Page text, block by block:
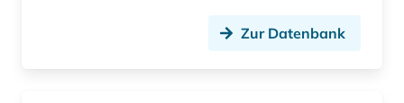
autobiografie (3)
Zur Datenbank